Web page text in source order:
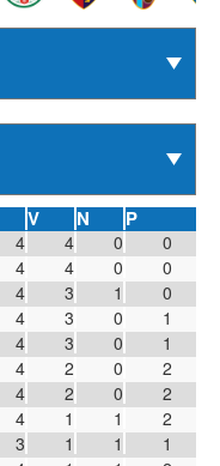
V N P
4 4 0
0
4 4 0
0
4 3 1
0
4 3 0
1
4 3 0
1
4 2 0
2
4 2 0
2
4 1 1
2
3 1 1
1